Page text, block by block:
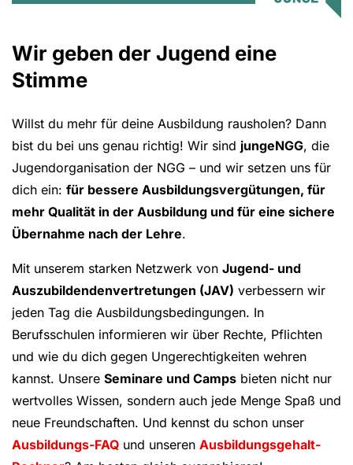
Wir geben der Jugend eine
Stimme
Willst du mehr für deine Ausbildung rausholen? Dann
bist du bei uns genau richtig! Wir sind jungeNGG, die
Jugendorganisation der NGG – und wir setzen uns für
dich ein: für bessere Ausbildungsvergütungen, für
mehr Qualität in der Ausbildung und für eine sichere
Übernahme nach der Lehre.
Mit unserem starken Netzwerk von Jugend- und
Auszubildendenvertretungen (JAV) verbessern wir
jeden Tag die Ausbildungsbedingungen. In
Berufsschulen informieren wir über Rechte, Pflichten
und wie du dich gegen Ungerechtigkeiten wehren
kannst. Unsere Seminare und Camps bieten nicht nur
wertvolles Wissen, sondern auch jede Menge Spaß und
neue Freundschaften. Und kennst du schon unser
Ausbildungs-FAQ und unseren Ausbildungsgehalt-